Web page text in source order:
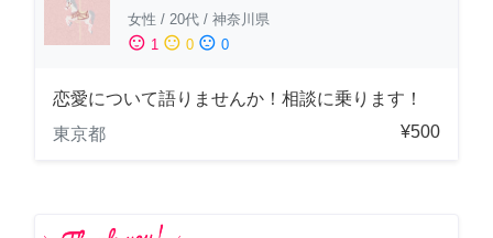
女性 / 20代 / 神奈川県
sentiment_satisfied 1 sentiment_neutral 0 sentiment_dissatisfied 0
恋愛について語りませんか！相談に乗ります！
東京都
¥500